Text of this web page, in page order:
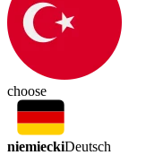
choose
niemieckiDeutsch